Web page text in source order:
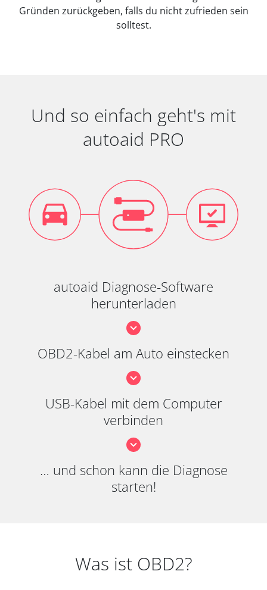
Gründen zurückgeben, falls du nicht zufrieden sein
solltest.
Und so einfach geht's mit
autoaid PRO
autoaid Diagnose-Software
herunterladen
OBD2-Kabel am Auto einstecken
USB-Kabel mit dem Computer
verbinden
… und schon kann die Diagnose
starten!
Was ist OBD2?